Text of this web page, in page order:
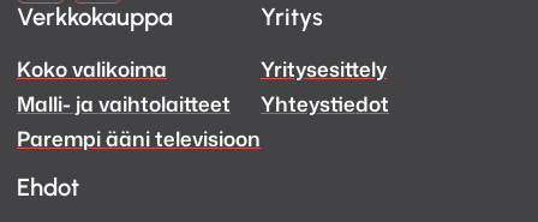
ja
Ääni
Facebook
ja
Ääni
Instagram
Verkkokauppa
Koko valikoima
Malli- ja vaihtolaitteet
Parempi ääni televisioon
Yritys
Yritysesittely
Yhteystiedot
Ehdot